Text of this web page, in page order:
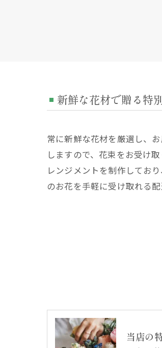
新鮮な花材で贈る特
常に新鮮な花材を厳選し、
しますので、花束をお受け
レンジメントを制作してお
のお花を手軽に受け取れる
当店の